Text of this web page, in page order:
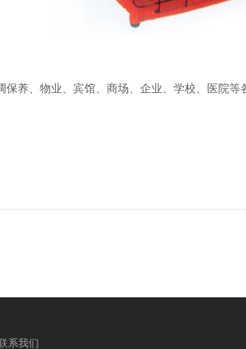
养、物业、宾馆、商场、企业、学校、医院等
系我们